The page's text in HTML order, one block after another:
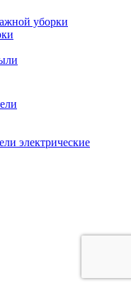
уборки
электрические